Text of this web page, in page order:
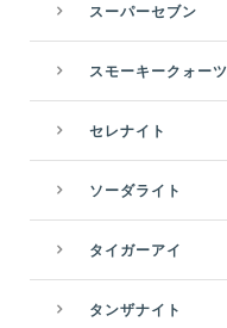
スーパーセブン
スモーキークォーツ
セレナイト
ソーダライト
タイガーアイ
タンザナイト